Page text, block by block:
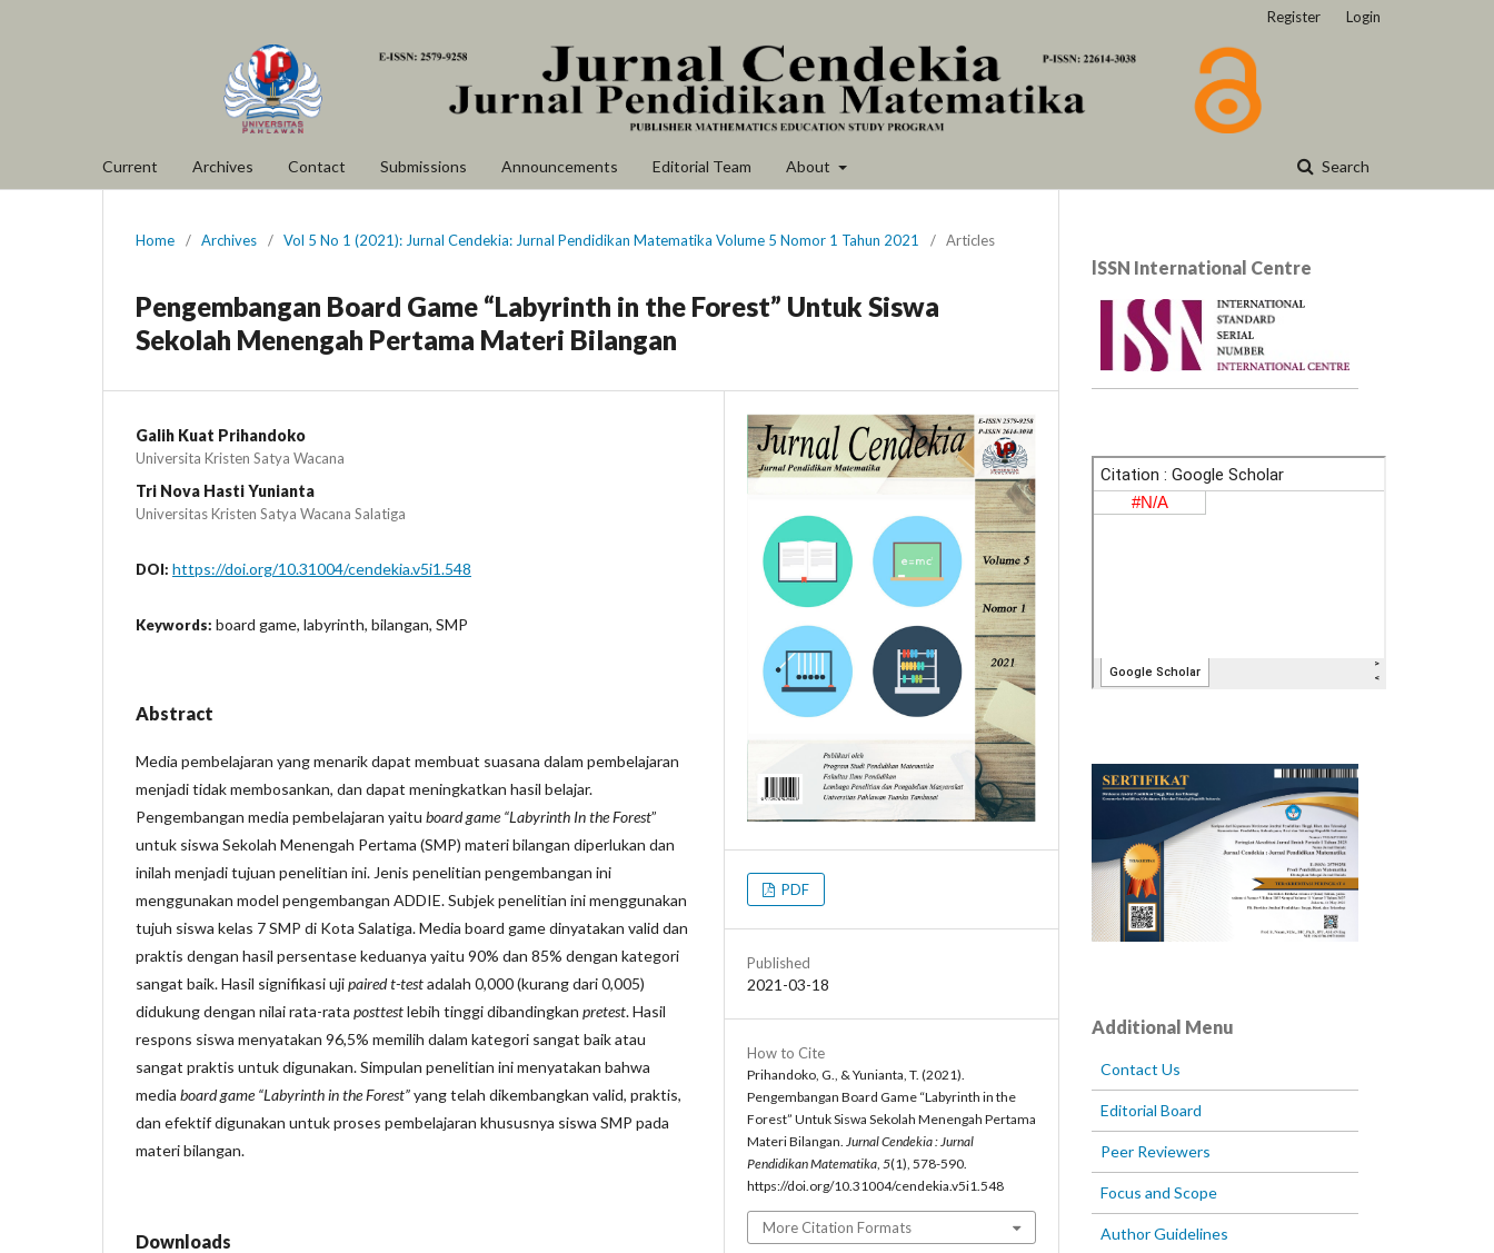
Current Archives Contact Submissions Announcements Editorial Team About Search
Register Login
Home / Archives / Vol 5 No 1 (2021): Jurnal Cendekia: Jurnal Pendidikan Matematika Volume 5 Nomor 1 Tahun 2021 / Articles
Pengembangan Board Game “Labyrinth in the Forest” Untuk Siswa
Sekolah Menengah Pertama Materi Bilangan
Galih Kuat Prihandoko
Universita Kristen Satya Wacana
Tri Nova Hasti Yunianta
Universitas Kristen Satya Wacana Salatiga
DOI: https://doi.org/10.31004/cendekia.v5i1.548
Keywords: board game, labyrinth, bilangan, SMP
Abstract
Media pembelajaran yang menarik dapat membuat suasana dalam pembelajaran
menjadi tidak membosankan, dan dapat meningkatkan hasil belajar.
Pengembangan media pembelajaran yaitu board game “Labyrinth In the Forest”
untuk siswa Sekolah Menengah Pertama (SMP) materi bilangan diperlukan dan
inilah menjadi tujuan penelitian ini. Jenis penelitian pengembangan ini
menggunakan model pengembangan ADDIE. Subjek penelitian ini menggunakan
tujuh siswa kelas 7 SMP di Kota Salatiga. Media board game dinyatakan valid dan
praktis dengan hasil persentase keduanya yaitu 90% dan 85% dengan kategori
sangat baik. Hasil signifikasi ujipaired t-testadalah 0,000 (kurang dari 0,005)
didukung dengan nilai rata-rata posttestlebih tinggi dibandingkan pretest. Hasil
respons siswa menyatakan 96,5% memilih dalam kategori sangat baik atau
sangat praktis untuk digunakan. Simpulan penelitian ini menyatakan bahwa
media board game “Labyrinth in the Forest”yang telah dikembangkan valid, praktis,
dan efektif digunakan untuk proses pembelajaran khususnya siswa SMP pada
materi bilangan.
Downloads
PDF
Published
2021-03-18
How to Cite
Prihandoko, G., & Yunianta, T. (2021).
Pengembangan Board Game “Labyrinth in the
Forest” Untuk Siswa Sekolah Menengah Pertama
Materi Bilangan. Jurnal Cendekia : Jurnal
Pendidikan Matematika, 5(1), 578-590.
https://doi.org/10.31004/cendekia.v5i1.548
More Citation Formats
lSSN International Centre
Additional Menu
Contact Us
Editorial Board
Peer Reviewers
Focus and Scope
Author Guidelines